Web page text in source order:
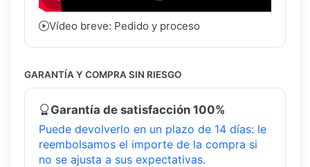
Vídeo breve: Pedido y proceso
GARANTÍA Y COMPRA SIN RIESGO
Garantía de satisfacción 100%
Puede devolverlo en un plazo de 14 días: le
reembolsamos el importe de la compra si
no se ajusta a sus expectativas.